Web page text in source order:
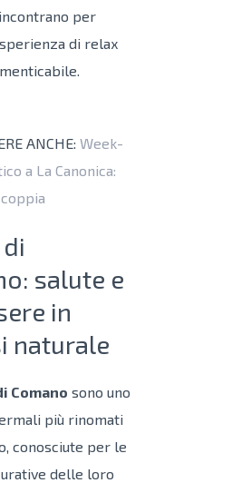
per
di relax
ANCHE: Week-
a La Canonica:
salute e
in
naturale
Comano sono uno
più rinomati
conosciute per le
delle loro